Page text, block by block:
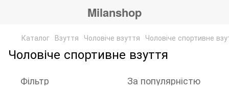
Milanshop
Каталог Взуття Чоловіче взуття Чоловіче спортивне
Чоловіче спортивне взуття
Фільтр За популярністю